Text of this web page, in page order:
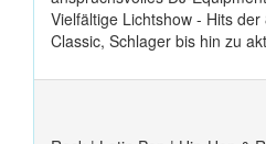
Vielfältige Lichtshow - Hits
Classic, Schlager bis hin zu